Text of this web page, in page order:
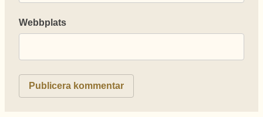
Webbplats